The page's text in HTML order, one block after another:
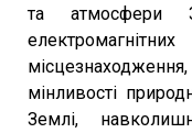
та атмосфери
мінливості
Землі,